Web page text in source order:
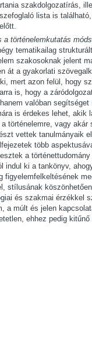
szakdolgozatírás,
lista is
történelemkutatás
tematikailag
szakosoknak jelent
át a gyakorlati
mert azon felül, hogy
is, hogy a
valóban segítséget
is érdekes lehet, akik
történelemre, vagy
vettek tanulmányaik
több
a
indul ki a tankönyv,
figyelemfelkeltésének
stílusának
és szakmai érzékkel
a múlt és jelen
ehhez pedig